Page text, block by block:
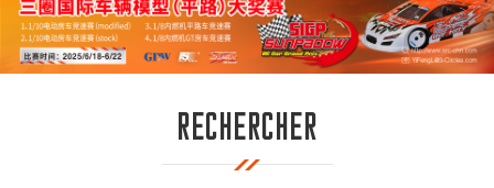
RECHERCHER